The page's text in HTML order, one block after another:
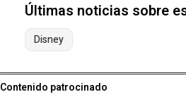
Últimas noticias sobre
Disney
Contenido patrocinado